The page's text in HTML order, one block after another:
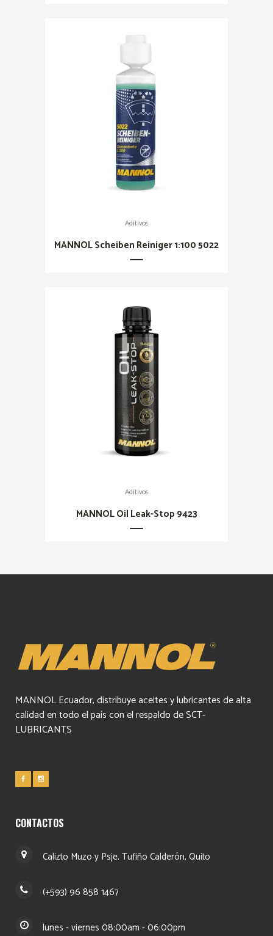
Aditivos
MANNOL Scheiben Reiniger 1:100 5022
Aditivos
MANNOL Oil Leak-Stop 9423
MANNOL Ecuador, distribuye aceites y lubricantes de alta
calidad en todo el país con el respaldo de SCT-
LUBRICANTS
CONTACTOS
Calizto Muzo y Psje. Tufiño Calderón, Quito
(+593) 96 858 1467
lunes - viernes 08:00am - 06:00pm